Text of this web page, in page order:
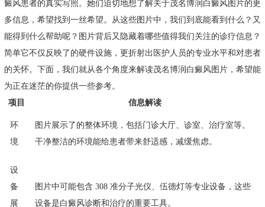
癜风患者的真实写照。她们迫切地想了解关于茂名博润白癜风图片的更
多信息，希望找到一丝希望。从这些图片中，我们到底能看到什么？又
能得到什么帮助呢？图片背后又隐藏着哪些值得我们关注的诊疗信息？
简单它不仅反映了的硬件设施，更折射出医护人员的专业水平和对患者
的关怀。下面，我们就从各个角度来解读茂名博润白癜风图片，希望能
为正在迷茫的你提供一些参考。
项目
信息解读
环
境
图片展示了的整体环境，包括门诊大厅、诊室、治疗室等。
干净整洁的环境能给患者带来舒适感，减缓焦虑。
设
备
展
图片中可能包含 308 准分子光仪、伍德灯等专业设备，这些
设备是白癜风诊断和治疗的重要工具。